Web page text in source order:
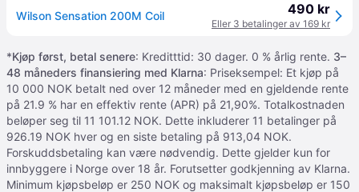
Wilson Sensation 200M Coil 490 kr
Eller 3 betalinger av 169 kr
*Kjøp først, betal senere: Kreditttid: 30 dager. 0 % årlig rente. 3–
48 måneders finansiering med Klarna: Priseksempel: Et kjøp på
10 000 NOK betalt ned over 12 måneder med en gjeldende rente
på 21.9 % har en effektiv rente (APR) på 21,90%. Totalkostnaden
beløper seg til 11 101.12 NOK. Dette inkluderer 11 betalinger på
926.19 NOK hver og en siste betaling på 913,04 NOK.
Forskuddsbetaling kan være nødvendig. Dette gjelder kun for
innbyggere i Norge over 18 år. Forutsetter godkjenning av Klarna.
Minimum kjøpsbeløp er 250 NOK og maksimalt kjøpsbeløp er 150